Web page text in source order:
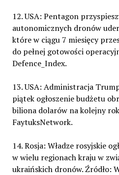
12. USA: Pentagon
autonomicznych dronów
które w ciągu 7 miesięcy
do pełnej gotowości
Defence_Index.
13. USA: Administracja
piątek ogłoszenie budżetu
biliona dolarów na kolejny
FaytuksNetwork.
14. Rosja: Władze rosyjskie
w wielu regionach kraju w
ukraińskich dronów. Źródło: